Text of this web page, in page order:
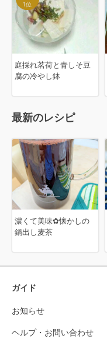
1位
庭採れ茗荷と青しそ豆
腐の冷やし鉢
最新のレシピ
濃くて美味✿懐かしの
鍋出し麦茶
ガイド
お知らせ
ヘルプ・お問い合わせ